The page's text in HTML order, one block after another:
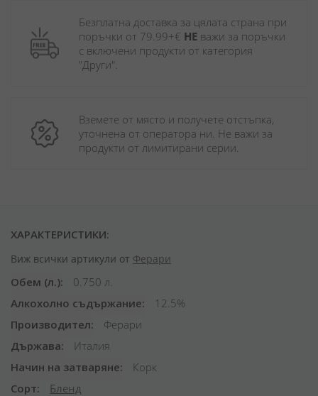
Безплатна доставка за цялата страна при
поръчки от 79.99+€ НЕ важи за поръчки
с включени продукти от категория
"Други".
Вземете от място и получете отстъпка,
уточнена от оператора ни. Не важи за
продукти от лимитирани серии.
ХАРАКТЕРИСТИКИ:
Виж всички артикули от Ферари
Обем (л.)
0.750 л.
Алкохолно съдържание
12.5%
Производител
Ферари
Държава
Италия
Начин на затваряне
Корк
Сорт
Бленд